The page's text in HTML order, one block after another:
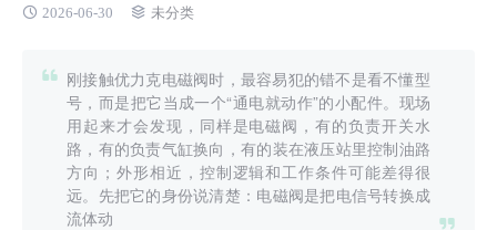
2026-06-30 未分类
刚接触优力克电磁阀时，最容易犯的错不是看不懂型
号，而是把它当成一个“通电就动作”的小配件。现场
用起来才会发现，同样是电磁阀，有的负责开关水
路，有的负责气缸换向，有的装在液压站里控制油路
方向；外形相近，控制逻辑和工作条件可能差得很
远。先把它的身份说清楚：电磁阀是把电信号转换成
流体动